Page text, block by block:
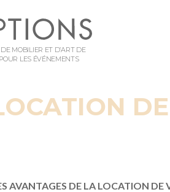
MOBILIER ET D’ART DE
LES ÉVÉNEMENTS
AVANTAGES DE LA LOCATION DE